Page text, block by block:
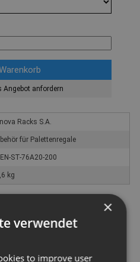
Angebot anfordern
Racks S.A.
für Palettenregale
ST-76A20-200
kg
auf die
hier angebotene Produkt
Einsatz vorgesehen ist.
v. § 13 BGB ist
×
verwendet
to improve user